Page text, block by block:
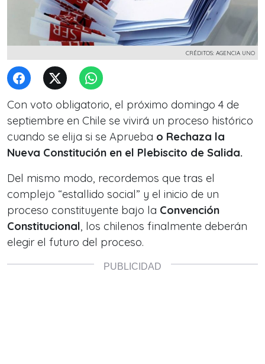
CRÉDITOS: AGENCIA UNO
Con voto obligatorio, el próximo domingo 4 de
septiembre en Chile se vivirá un proceso histórico
cuando se elija si se Aprueba o Rechaza la
Nueva Constitución en el Plebiscito de Salida.
Del mismo modo, recordemos que tras el
complejo “estallido social” y el inicio de un
proceso constituyente bajo la Convención
Constitucional, los chilenos finalmente deberán
elegir el futuro del proceso.